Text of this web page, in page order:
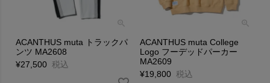
ACANTHUS muta トラックパ
ンツ MA2608
¥27,500 税込
ACANTHUS muta College
Logo フーデッドパーカー
MA2609
¥19,800 税込